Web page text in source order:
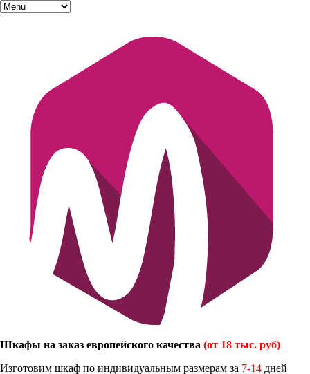
Шкафы на заказ европейского качества (от 18 тыс. руб)
Изготовим шкаф по индивидуальным размерам за 7-14 дней